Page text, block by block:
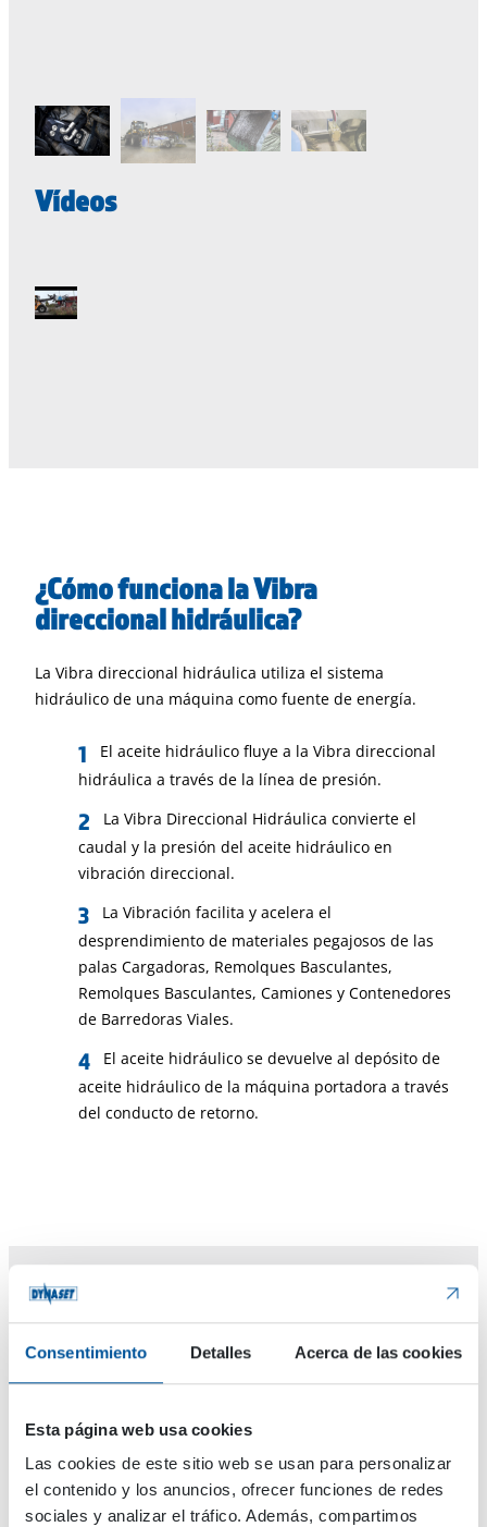
Consentimiento Detalles Acerca de las cookies
Esta página web usa cookies
Las cookies de este sitio web se usan para personalizar
el contenido y los anuncios, ofrecer funciones de redes
sociales y analizar el tráfico. Además, compartimos
Vídeos
¿Cómo funciona la Vibra
direccional hidráulica?
La Vibra direccional hidráulica utiliza el sistema
hidráulico de una máquina como fuente de energía.
El aceite hidráulico fluye a la Vibra direccional
hidráulica a través de la línea de presión.
La Vibra Direccional Hidráulica convierte el
caudal y la presión del aceite hidráulico en
vibración direccional.
La Vibración facilita y acelera el
desprendimiento de materiales pegajosos de las
palas Cargadoras, Remolques Basculantes,
Remolques Basculantes, Camiones y Contenedores
de Barredoras Viales.
El aceite hidráulico se devuelve al depósito de
aceite hidráulico de la máquina portadora a través
del conducto de retorno.
Maquinaria adecuada
Camiones, hormigoneras y grúas móviles
Cargadoras